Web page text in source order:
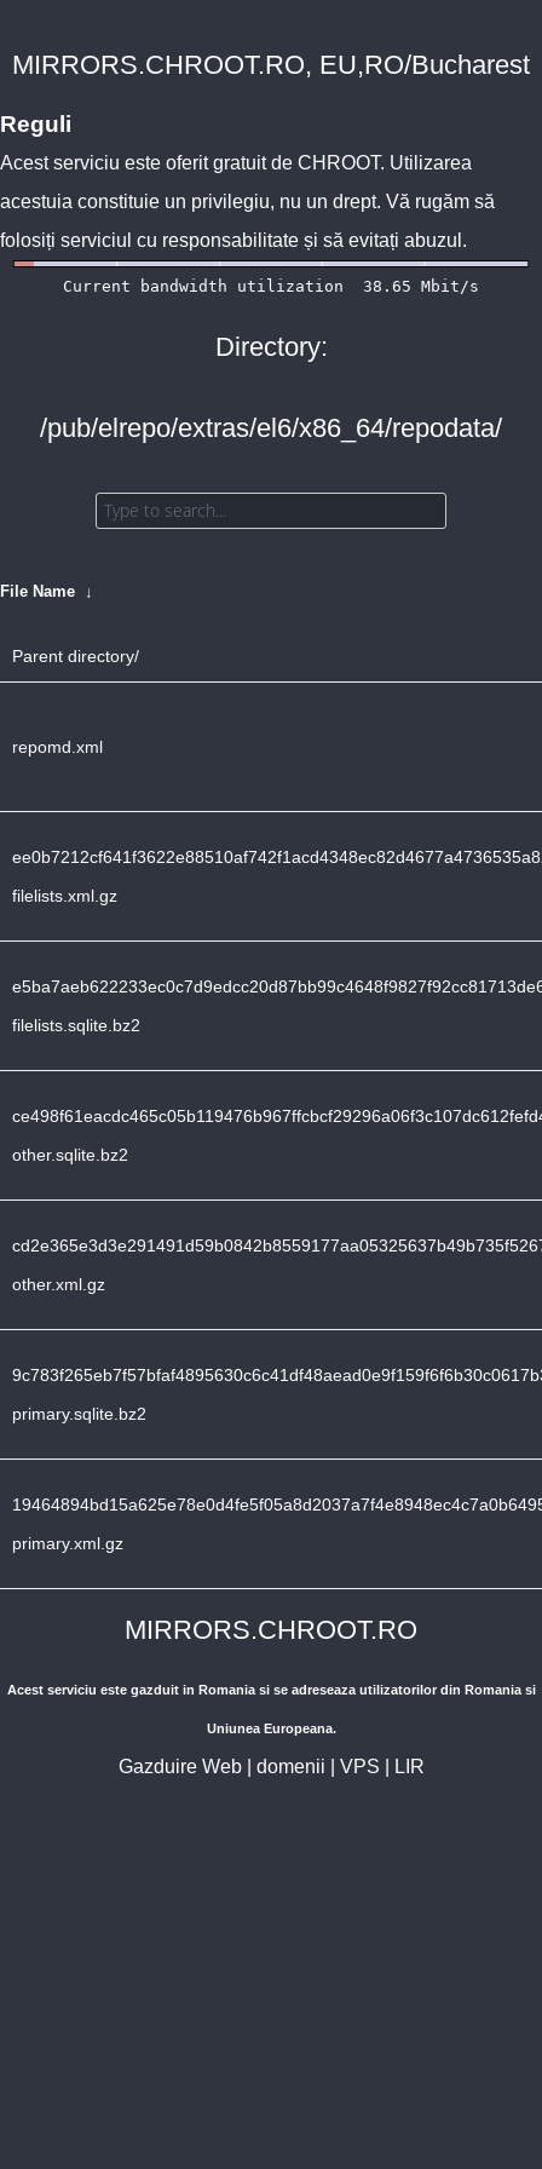
MIRRORS.CHROOT.RO, EU,RO/Bucharest
Reguli
Acest serviciu este oferit gratuit de CHROOT. Utilizarea
acestuia constituie un privilegiu, nu un drept. Vă rugăm să
folosiți serviciul cu responsabilitate și să evitați abuzul.
Directory:
/pub/elrepo/extras/el6/x86_64/repodata/
File Name ↓
Parent directory/
repomd.xml
filelists.xml.gz
filelists.sqlite.bz2
other.sqlite.bz2
other.xml.gz
primary.sqlite.bz2
primary.xml.gz
MIRRORS.CHROOT.RO
Acest serviciu este gazduit in Romania si se adreseaza utilizatorilor din Romania si
Uniunea Europeana.
Gazduire Web| domenii VPS LIR